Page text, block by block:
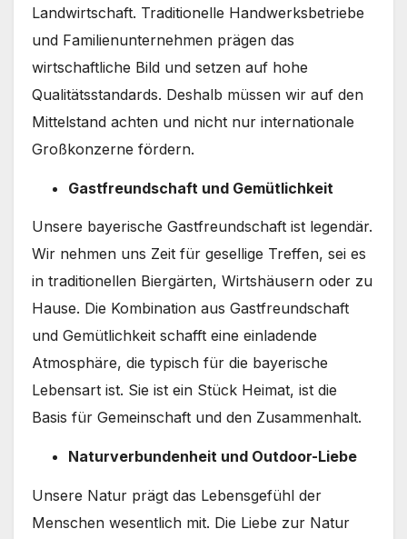
Landwirtschaft. Traditionelle Handwerksbetriebe
und Familienunternehmen prägen das
wirtschaftliche Bild und setzen auf hohe
Qualitätsstandards. Deshalb müssen wir auf den
Mittelstand achten und nicht nur internationale
Großkonzerne fördern.
Gastfreundschaft und Gemütlichkeit
Unsere bayerische Gastfreundschaft ist legendär.
Wir nehmen uns Zeit für gesellige Treffen, sei es
in traditionellen Biergärten, Wirtshäusern oder zu
Hause. Die Kombination aus Gastfreundschaft
und Gemütlichkeit schafft eine einladende
Atmosphäre, die typisch für die bayerische
Lebensart ist. Sie ist ein Stück Heimat, ist die
Basis für Gemeinschaft und den Zusammenhalt.
Naturverbundenheit und Outdoor-Liebe
Unsere Natur prägt das Lebensgefühl der
Menschen wesentlich mit. Die Liebe zur Natur